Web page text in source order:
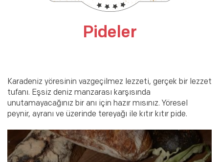
Pideler
Karadeniz yöresinin vazgeçilmez lezzeti, gerçek bir lezzet
tufanı. Eşsiz deniz manzarası karşısında
unutamayacağınız bir anı için hazır mısınız. Yöresel
peynir, ayranı ve üzerinde tereyağı ile kıtır kıtır pide.